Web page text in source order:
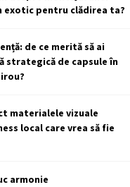
exotic pentru clădirea ta?
de ce merită să ai
strategică de capsule în
materialele vizuale
local care vrea să fie
armonie